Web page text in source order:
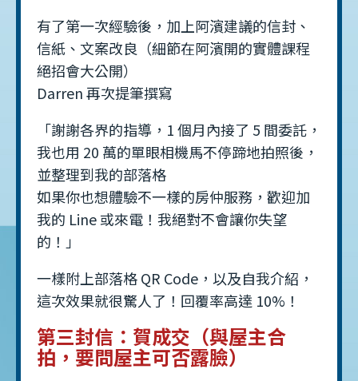
有了第一次經驗後，加上阿濱建議的信封、
信紙、文案改良（細節在阿濱開的實體課程
絕招會大公開）
Darren 再次提筆撰寫
「謝謝各界的指導，1 個月內接了 5 間委託，
我也用 20 萬的單眼相機馬不停蹄地拍照後，
並整理到我的部落格
如果你也想體驗不一樣的房仲服務，歡迎加
我的 Line 或來電！我絕對不會讓你失望
的！」
一樣附上部落格 QR Code，以及自我介紹，
這次效果就很驚人了！回覆率高達 10%！
第三封信：賀成交（與屋主合
拍，要問屋主可否露臉）